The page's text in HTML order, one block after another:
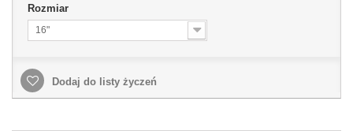
Rozmiar
16"
Dodaj do listy życzeń